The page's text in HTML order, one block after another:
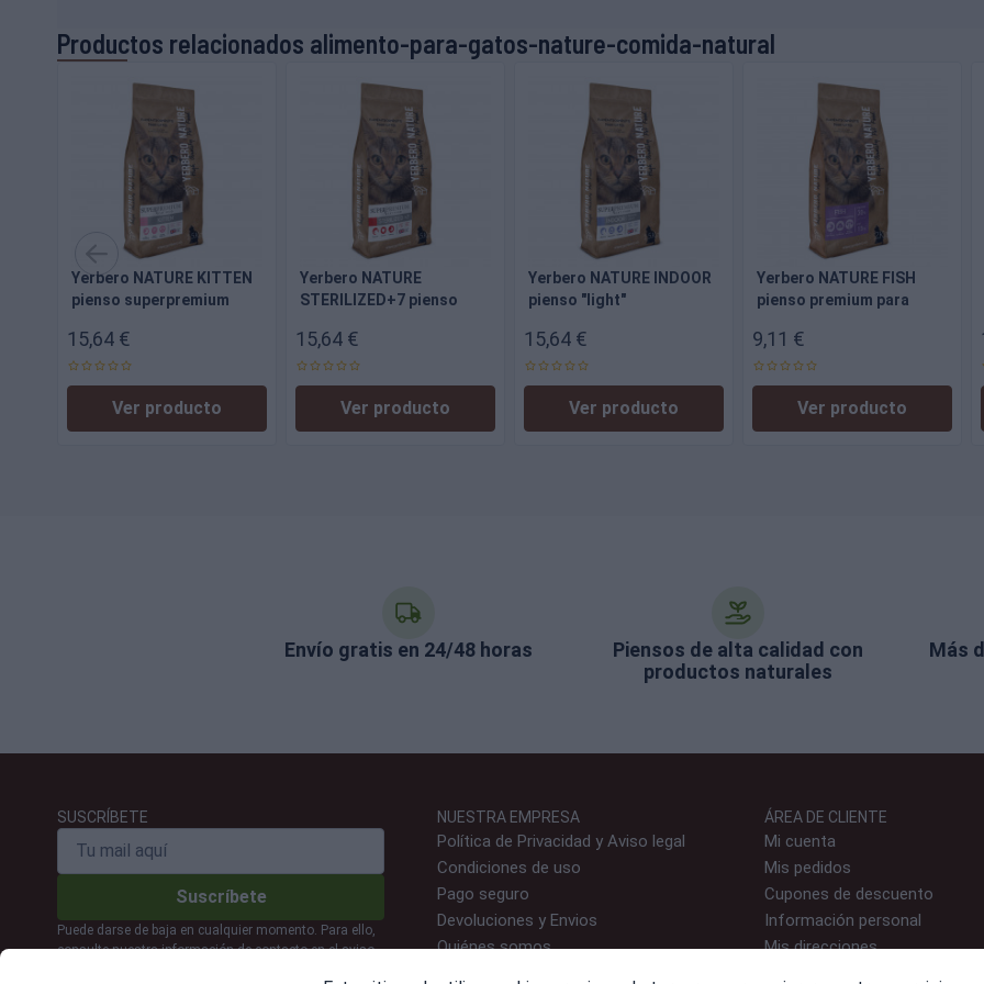
Productos relacionados alimento-para-gatos-nature-comida-natural
Yerbero NATURE KITTEN
pienso superpremium
15,64 €
Ver producto
Yerbero NATURE
STERILIZED+7 pienso
15,64 €
Ver producto
Yerbero NATURE INDOOR
pienso "light"
1.5kg
15,64 €
Ver producto
Yerbero NATURE FISH
pienso premium para
9,11 €
Ver producto
Envío gratis en 24/48 horas
Piensos de alta calidad con
productos naturales
Más
SUSCRÍBETE
Suscríbete
Puede darse de baja en cualquier momento. Para ello,
consulte nuestra información de contacto en el aviso
NUESTRA EMPRESA
Política de Privacidad y Aviso legal
Condiciones de uso
Pago seguro
Devoluciones y Envios
Quiénes somos
ÁREA DE CLIENTE
Mi cuenta
Mis pedidos
Cupones de descuento
Información personal
Mis direcciones